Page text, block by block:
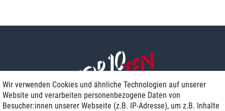
Wir verwenden Cookies und ähnliche Technologien auf unserer
Website und verarbeiten personenbezogene Daten von
Besucher:innen unserer Webseite (z.B. IP-Adresse), um z.B. Inhalte